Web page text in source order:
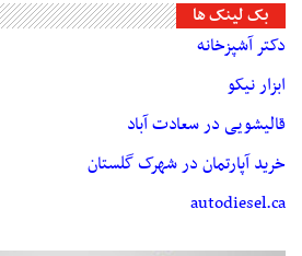
بک لینک ها
دکتر آشپزخانه
ابزار نیکو
قالیشویی در سعادت آباد
خرید آپارتمان در شهرک گلستان
autodiesel.ca